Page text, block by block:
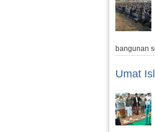
bangunan
Umat